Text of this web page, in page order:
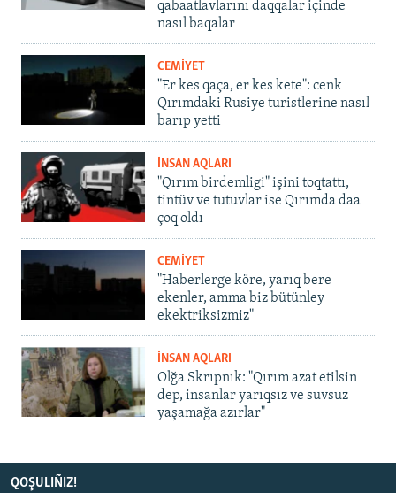
qabaatlavlarını daqqalar içinde
nasıl baqalar
CEMİYET
"Er kes qaça, er kes kete": cenk
Qırımdaki Rusiye turistlerine nasıl
barıp yetti
İNSAN AQLARI
"Qırım birdemligi" işini toqtattı,
tintüv ve tutuvlar ise Qırımda daa
çoq oldı
CEMİYET
"Haberlerge köre, yarıq bere
ekenler, amma biz bütünley
ekektriksizmiz"
İNSAN AQLARI
Olğa Skrıpnık: "Qırım azat etilsin
dep, insanlar yarıqsız ve suvsuz
yaşamağa azırlar"
QOŞULIÑIZ!